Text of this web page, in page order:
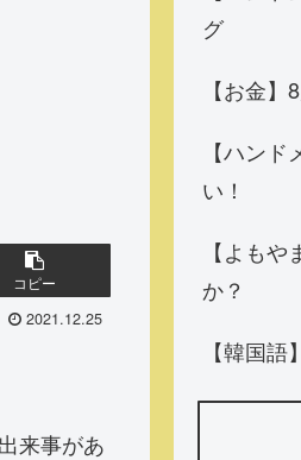
コピー
2021.12.25
来事があ
グ
【お金
【ハン
い！
【よも
か？
【韓国